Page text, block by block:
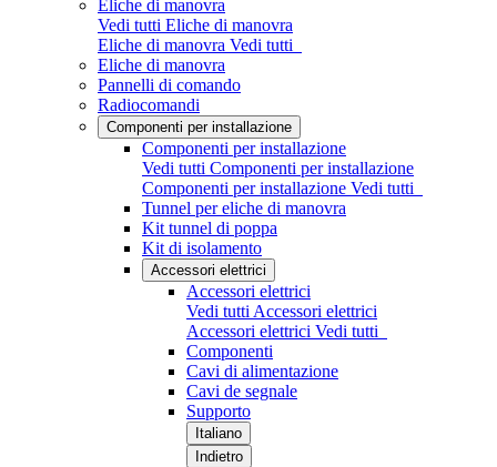
Eliche di manovra
Vedi tutti Eliche di manovra
Eliche di manovra Vedi tutti
Eliche di manovra
Pannelli di comando
Radiocomandi
Componenti per installazione
Componenti per installazione
Vedi tutti Componenti per installazione
Componenti per installazione Vedi tutti
Tunnel per eliche di manovra
Kit tunnel di poppa
Kit di isolamento
Accessori elettrici
Accessori elettrici
Vedi tutti Accessori elettrici
Accessori elettrici Vedi tutti
Componenti
Cavi di alimentazione
Cavi de segnale
Supporto
Italiano
Indietro